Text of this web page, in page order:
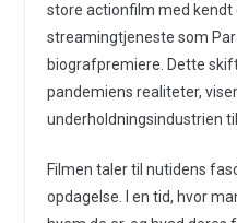
store actionfilm med kendt
streamingtjeneste som
biografpremiere. Dette
pandemiens realiteter,
underholdningsindustrien
Filmen taler til nutidens
opdagelse. I en tid, hvor